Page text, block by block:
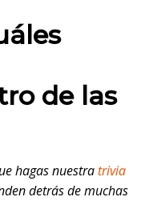
de las
hagas nuestratrivia
detrás de muchas